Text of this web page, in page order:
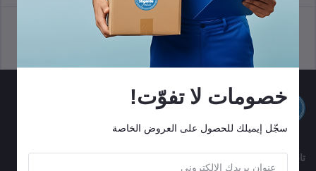
سياسة الدعم
تابعنا
خصومات لا تفوّت!
سجّل إيميلك للحصول على العروض الخاصة